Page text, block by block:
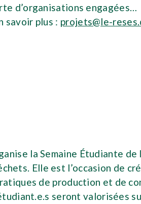
d’organisations engagées…
savoir plus : projets@le-
la Semaine Étudiante
Elle est l’occasion de
de production et de
seront valorisées